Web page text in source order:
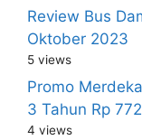
Review Bus
Oktober 2023
5 views
Promo
3 Tahun Rp
4 views